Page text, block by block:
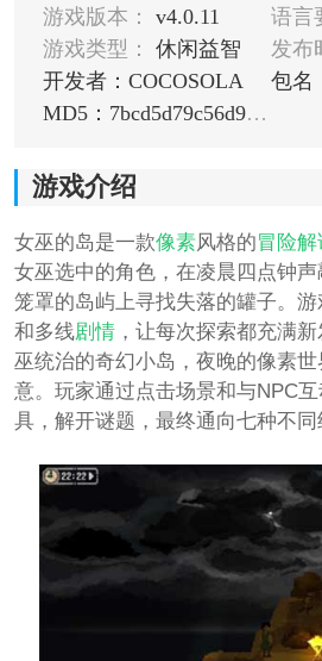
游戏版本：
v4.0.11 语言
游戏类型：
休闲益智 发布
开发者：COCOSOLA
包名
MD5：7bcd5d79c56d9143ccdf90cb343f752d
游戏介绍
女巫的岛是一款像素风格的冒险解
女巫选中的角色，在凌晨四点钟
笼罩的岛屿上寻找失落的罐子。
和多线剧情，让每次探索都充满
巫统治的奇幻小岛，夜晚的像素
意。玩家通过点击场景和与NPC
具，解开谜题，最终通向七种不同